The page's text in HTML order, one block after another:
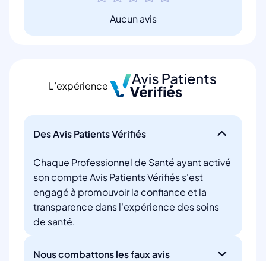
Aucun avis
L’expérience
Des Avis Patients Vérifiés
Chaque Professionnel de Santé ayant activé
son compte Avis Patients Vérifiés s'est
engagé à promouvoir la confiance et la
transparence dans l'expérience des soins
de santé.
Nous combattons les faux avis